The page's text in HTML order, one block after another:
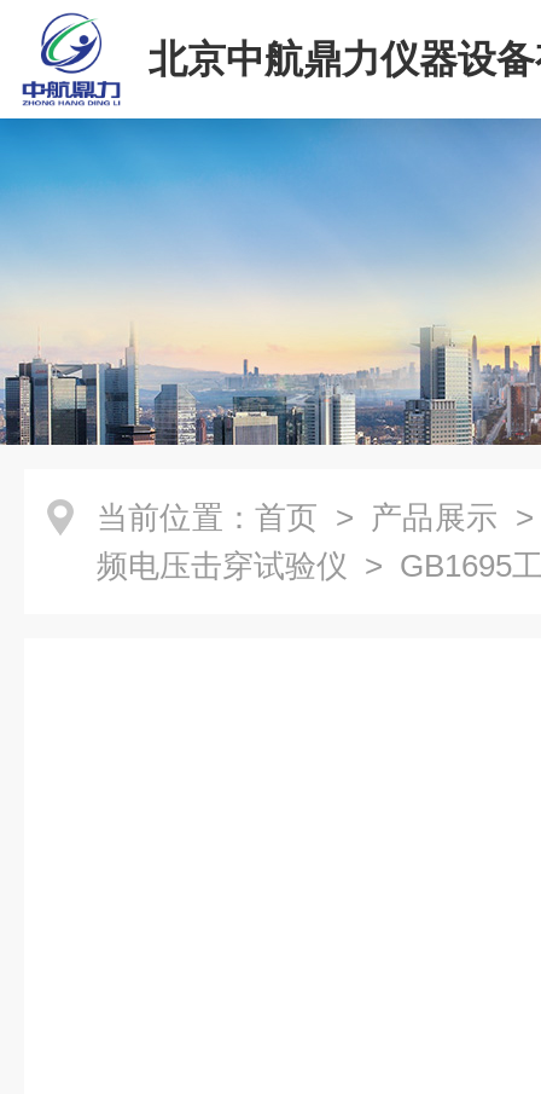
北京中航鼎力仪器设
司
当前位置： 首页 > 产品展示
频电压击穿试验仪 > GB1695